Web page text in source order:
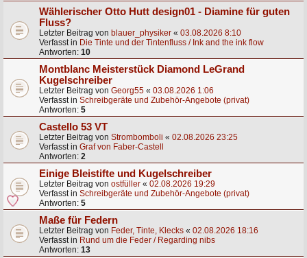
Wählerischer Otto Hutt design01 - Diamine für guten
Fluss?
Letzter Beitrag von blauer_physiker « 03.08.2026 8:10
Verfasst in Die Tinte und der Tintenfluss / Ink and the ink flow
Antworten: 10
Montblanc Meisterstück Diamond LeGrand
Kugelschreiber
Letzter Beitrag von Georg55 « 03.08.2026 1:06
Verfasst in Schreibgeräte und Zubehör-Angebote (privat)
Antworten: 5
Castello 53 VT
Letzter Beitrag von Strombomboli « 02.08.2026 23:25
Verfasst in Graf von Faber-Castell
Antworten: 2
Einige Bleistifte und Kugelschreiber
Letzter Beitrag von ostfüller « 02.08.2026 19:29
Verfasst in Schreibgeräte und Zubehör-Angebote (privat)
Antworten: 5
Maße für Federn
Letzter Beitrag von Feder, Tinte, Klecks « 02.08.2026 18:16
Verfasst in Rund um die Feder / Regarding nibs
Antworten: 13